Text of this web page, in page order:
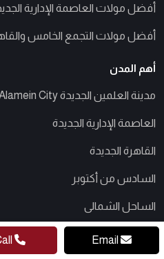
أفضل مولات العاصمة الإدارية
أفضل مولات التجمع الخامس
أهم المدن
مدينة العلمين الجديدة New Alamein City
العاصمة الإدارية الجديدة
القاهرة الجديدة
السادس من أكتوبر
الساحل الشمالى
العين السخنة
Email